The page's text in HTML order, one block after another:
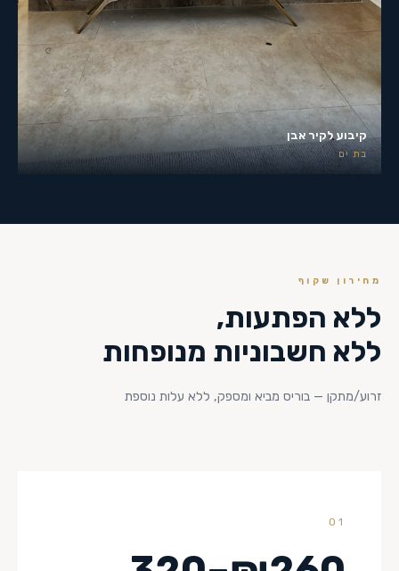
קיבוע לקיר אבן
בת ים
מחירון שקוף
ללא הפתעות,
ללא חשבוניות מנופחות
זרוע/מתקן — בוריס מביא ומספק, ללא עלות נוספת
01